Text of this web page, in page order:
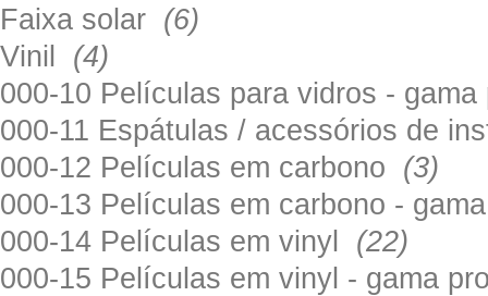
Faixa solar (6)
Vinil (4)
000-10 Películas para vidros -
000-11 Espátulas / acessórios de
000-12 Películas em carbono (3)
000-13 Películas em carbono -
000-14 Películas em vinyl (22)
000-15 Películas em vinyl - gama